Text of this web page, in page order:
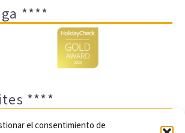
el consentimiento de
****
****